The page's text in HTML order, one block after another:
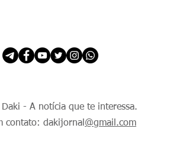
- A notícia que te interessa.
contato: dakijornal @gmail.com